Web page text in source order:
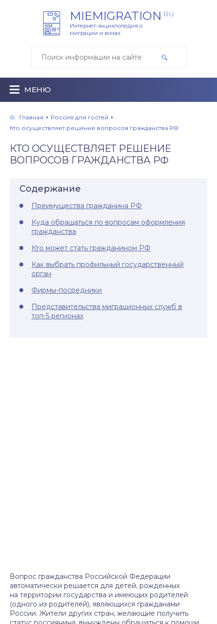
MIEMIGRATION RU
Интернет-энциклопедия о
миграции и визах
МЕНЮ
Главная
Россия для гостей
Кто осуществляет решение вопросов гражданства РФ
КТО ОСУЩЕСТВЛЯЕТ РЕШЕНИЕ
ВОПРОСОВ ГРАЖДАНСТВА РФ
Содержание
Преимущества гражданина РФ
Куда обращаться по вопросам оформления
гражданства
Кто может стать гражданином РФ
Как выбрать профильный государственный
орган
Фирмы-посредники
Представительства миграционных служб в
топ-5 регионах
Вопрос гражданства Российской Федерации
автоматически решается для детей, рожденных
на территории государства и имеющих родителей
(одного из родителей), являющихся гражданами
России. Жители других стран, желающие получить